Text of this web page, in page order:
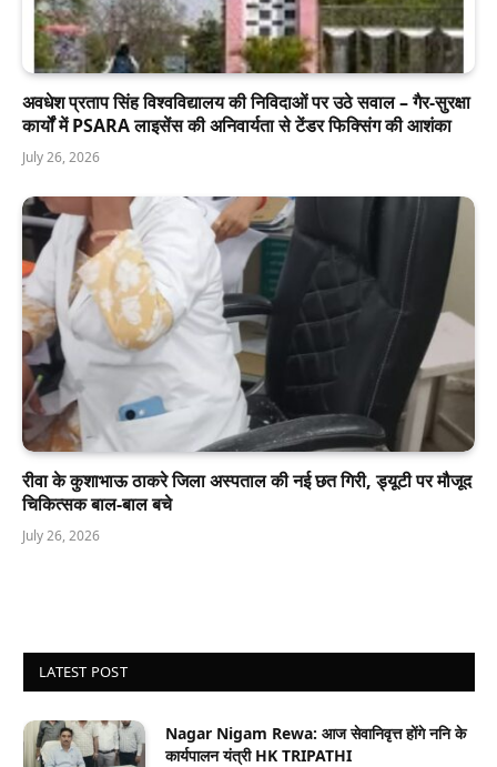
अवधेश प्रताप सिंह विश्वविद्यालय की निविदाओं पर उठे सवाल – गैर-सुरक्षा
कार्यों में PSARA लाइसेंस की अनिवार्यता से टेंडर फिक्सिंग की आशंका
July 26, 2026
रीवा के कुशाभाऊ ठाकरे जिला अस्पताल की नई छत गिरी, ड्यूटी पर मौजूद
चिकित्सक बाल-बाल बचे
July 26, 2026
LATEST POST
Nagar Nigam Rewa: आज सेवानिवृत्त होंगे ननि के
कार्यपालन यंत्री HK TRIPATHI